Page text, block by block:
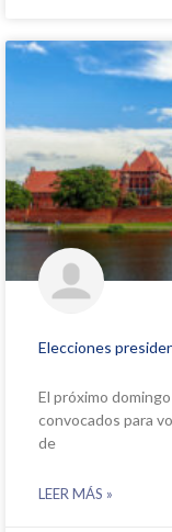
Elecciones
El próximo
convocados para
de
LEER MÁS »